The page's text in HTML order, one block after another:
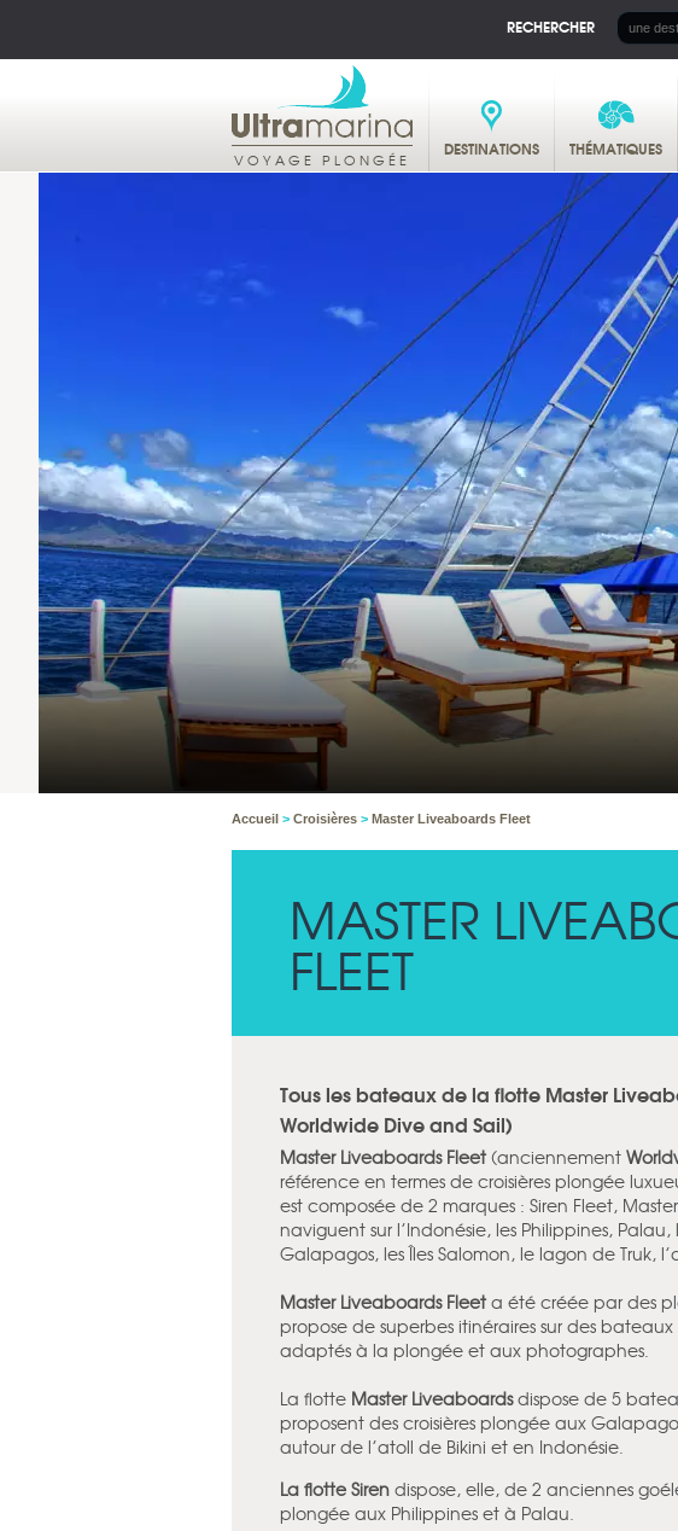
RECHERCHER
VOYAGE PLONGÉE DESTINATIONS THÉMATIQUES
Accueil > Croisières > Master Liveaboards Fleet
MASTER
FLEET
Tous les bateaux de la flotte Master
Worldwide Dive and Sail)
Master Liveaboards Fleet (anciennement
référence en termes de croisières plongée
est composée de 2 marques : Siren Fleet,
naviguent sur l’Indonésie, les Philippines,
Galapagos, les Îles Salomon, le lagon de Truk,
Master Liveaboards Fleet a été créée par des
propose de superbes itinéraires sur des
adaptés à la plongée et aux photographes.
La flotte Master Liveaboardsdispose de 5
proposent des croisières plongée aux
autour de l’atoll de Bikini et en Indonésie.
La flotte Siren dispose, elle, de 2 anciennes
plongée aux Philippines et à Palau.